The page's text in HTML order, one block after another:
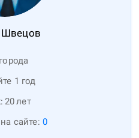
Швецов
1 год
20лет
сайте: 0